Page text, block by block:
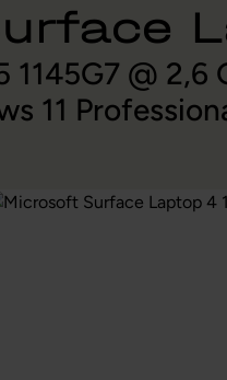
1145G7 @
11